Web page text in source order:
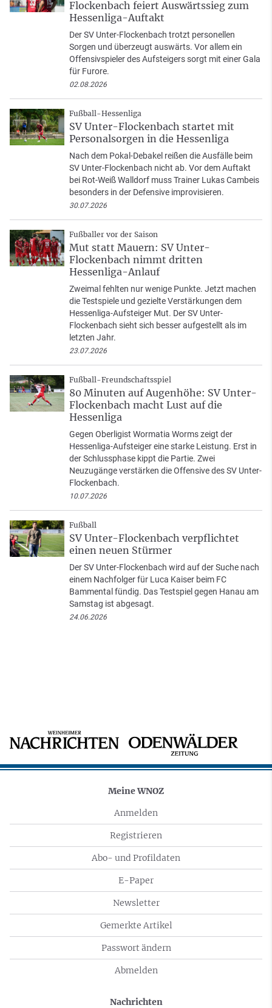
Flockenbach feiert Auswärtssieg zum
Hessenliga-Auftakt
Der SV Unter-Flockenbach trotzt personellen
Sorgen und überzeugt auswärts. Vor allem ein
Offensivspieler des Aufsteigers sorgt mit einer Gala
für Furore.
02.08.2026
Fußball-Hessenliga
SV Unter-Flockenbach startet mit
Personalsorgen in die Hessenliga
Nach dem Pokal-Debakel reißen die Ausfälle beim
SV Unter-Flockenbach nicht ab. Vor dem Auftakt
bei Rot-Weiß Walldorf muss Trainer Lukas Cambeis
besonders in der Defensive improvisieren.
30.07.2026
Fußballer vor der Saison
Mut statt Mauern: SV Unter-
Flockenbach nimmt dritten
Hessenliga-Anlauf
Zweimal fehlten nur wenige Punkte. Jetzt machen
die Testspiele und gezielte Verstärkungen dem
Hessenliga-Aufsteiger Mut. Der SV Unter-
Flockenbach sieht sich besser aufgestellt als im
letzten Jahr.
23.07.2026
Fußball-Freundschaftsspiel
80 Minuten auf Augenhöhe: SV Unter-
Flockenbach macht Lust auf die
Hessenliga
Gegen Oberligist Wormatia Worms zeigt der
Hessenliga-Aufsteiger eine starke Leistung. Erst in
der Schlussphase kippt die Partie. Zwei
Neuzugänge verstärken die Offensive des SV Unter-
Flockenbach.
10.07.2026
Fußball
SV Unter-Flockenbach verpflichtet
einen neuen Stürmer
Der SV Unter-Flockenbach wird auf der Suche nach
einem Nachfolger für Luca Kaiser beim FC
Bammental fündig. Das Testspiel gegen Hanau am
Samstag ist abgesagt.
24.06.2026
Meine WNOZ
Anmelden
Registrieren
Abo- und Profildaten
E-Paper
Newsletter
Gemerkte Artikel
Passwort ändern
Abmelden
Nachrichten